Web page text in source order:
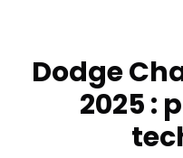
Dodge
2025 :